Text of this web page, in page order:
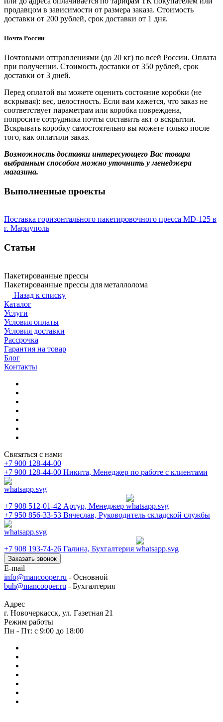
продавцом в зависимости от размера заказа. Стоимость
доставки от 200 рублей, срок доставки от 1 дня.
Почта России
Почтовыми отправлениями (до 20 кг) по всей России. Оплата
при получении. Стоимость доставки от 350 рублей, срок
доставки от 3 дней.
Перед оплатой вы можете оценить состояние коробки (не
вскрывая): вес, целостность. Если вам кажется, что заказ не
соответствует параметрам или коробка повреждена,
попросите сотрудника почты составить акт о вскрытии.
Вскрывать коробку самостоятельно вы можете только после
того, как оплатили заказ.
Возможность доставки интересующего Вас товара
выбранным способом можно уточнить у менеджера
магазина.
Выполненные проекты
Поставка горизонтального пакетировочного пресса MD-125 в
г. Мариуполь
Статьи
Пакетированные прессы
Пакетированные прессы для металлолома
Назад к списку
Каталог
Услуги
Условия оплаты
Условия доставки
Рассрочка
Гарантия на товар
Блог
Контакты
Связаться с нами
+7 900 128-44-00
+7 900 128-44-00 Никита, Менеджер по работе с клиентами
+7 908 512-01-42 Артур, Менеджер
+7 950 856-33-53 Вячеслав, Руководитель складской службы
+7 908 193-74-26 Галина, Бухгалтерия
Заказать звонок
E-mail
info@mancooper.ru - Основной
buh@mancooper.ru - Бухгалтерия
Адрес
г. Новочеркасск, ул. Газетная 21
Режим работы
Пн - Пт: с 9:00 до 18:00